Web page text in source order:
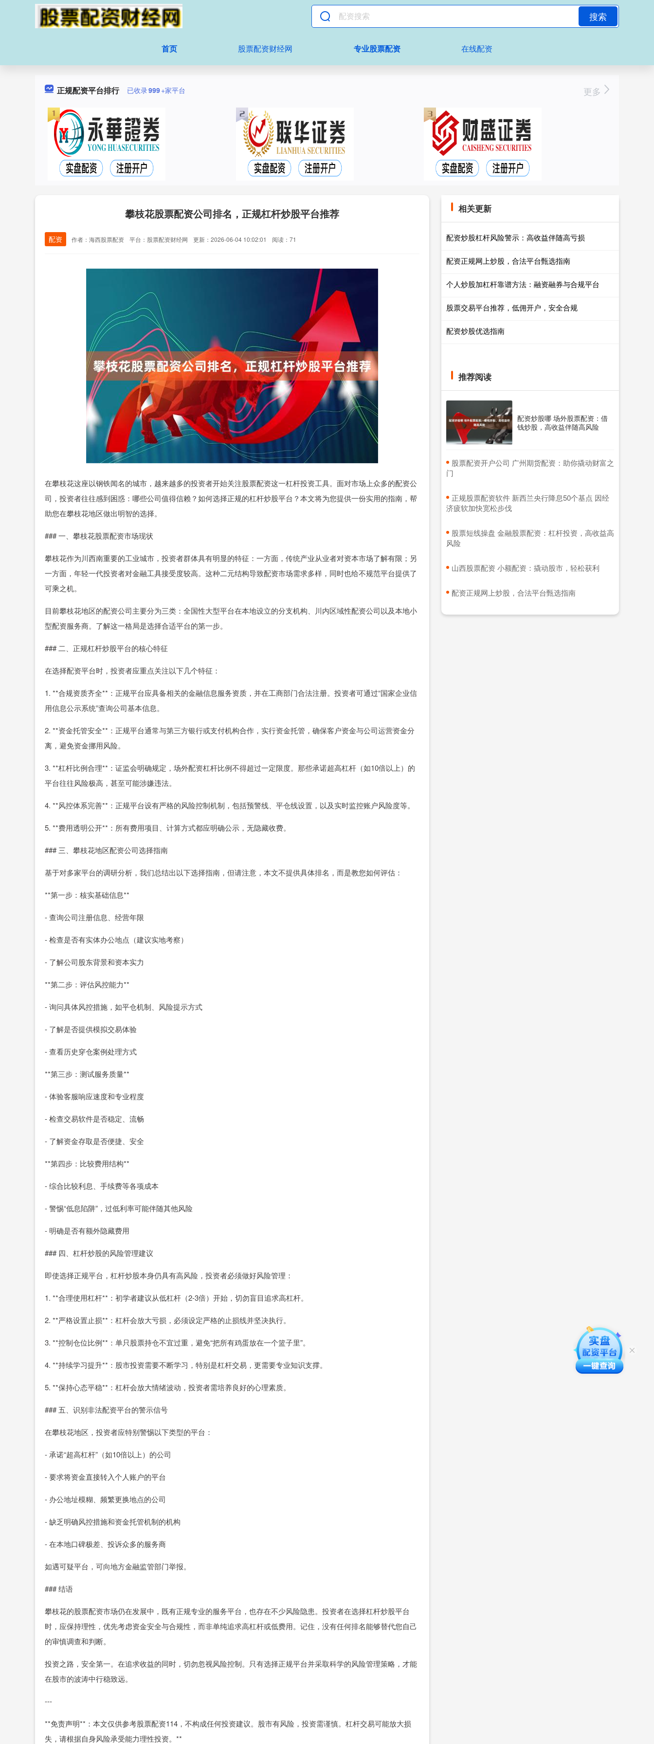
搜索
首页 股票配资财经网 专业股票配资 在线配资
正规配资平台排行 已收录999+家平台 更多
攀枝花股票配资公司排名，正规杠杆炒股平台推荐
配资 作者：海西股票配资 平台：股票配资财经网 更新：2026-06-04 10:02:01 阅读：71
在攀枝花这座以钢铁闻名的城市，越来越多的投资者开始关注股票配资这一杠杆投资工具。面对市场上众多的配资公
司，投资者往往感到困惑：哪些公司值得信赖？如何选择正规的杠杆炒股平台？本文将为您提供一份实用的指南，帮
助您在攀枝花地区做出明智的选择。
### 一、攀枝花股票配资市场现状
攀枝花作为川西南重要的工业城市，投资者群体具有明显的特征：一方面，传统产业从业者对资本市场了解有限；另
一方面，年轻一代投资者对金融工具接受度较高。这种二元结构导致配资市场需求多样，同时也给不规范平台提供了
可乘之机。
目前攀枝花地区的配资公司主要分为三类：全国性大型平台在本地设立的分支机构、川内区域性配资公司以及本地小
型配资服务商。了解这一格局是选择合适平台的第一步。
### 二、正规杠杆炒股平台的核心特征
在选择配资平台时，投资者应重点关注以下几个特征：
1. **合规资质齐全**：正规平台应具备相关的金融信息服务资质，并在工商部门合法注册。投资者可通过“国家企业信
用信息公示系统”查询公司基本信息。
2. **资金托管安全**：正规平台通常与第三方银行或支付机构合作，实行资金托管，确保客户资金与公司运营资金分
离，避免资金挪用风险。
3. **杠杆比例合理**：证监会明确规定，场外配资杠杆比例不得超过一定限度。那些承诺超高杠杆（如10倍以上）的
平台往往风险极高，甚至可能涉嫌违法。
4. **风控体系完善**：正规平台设有严格的风险控制机制，包括预警线、平仓线设置，以及实时监控账户风险度等。
5. **费用透明公开**：所有费用项目、计算方式都应明确公示，无隐藏收费。
### 三、攀枝花地区配资公司选择指南
基于对多家平台的调研分析，我们总结出以下选择指南，但请注意，本文不提供具体排名，而是教您如何评估：
**第一步：核实基础信息**
- 查询公司注册信息、经营年限
- 检查是否有实体办公地点（建议实地考察）
- 了解公司股东背景和资本实力
**第二步：评估风控能力**
- 询问具体风控措施，如平仓机制、风险提示方式
- 了解是否提供模拟交易体验
- 查看历史穿仓案例处理方式
**第三步：测试服务质量**
- 体验客服响应速度和专业程度
- 检查交易软件是否稳定、流畅
- 了解资金存取是否便捷、安全
**第四步：比较费用结构**
- 综合比较利息、手续费等各项成本
- 警惕“低息陷阱”，过低利率可能伴随其他风险
- 明确是否有额外隐藏费用
### 四、杠杆炒股的风险管理建议
即使选择正规平台，杠杆炒股本身仍具有高风险，投资者必须做好风险管理：
1. **合理使用杠杆**：初学者建议从低杠杆（2-3倍）开始，切勿盲目追求高杠杆。
2. **严格设置止损**：杠杆会放大亏损，必须设定严格的止损线并坚决执行。
3. **控制仓位比例**：单只股票持仓不宜过重，避免“把所有鸡蛋放在一个篮子里”。
4. **持续学习提升**：股市投资需要不断学习，特别是杠杆交易，更需要专业知识支撑。
5. **保持心态平稳**：杠杆会放大情绪波动，投资者需培养良好的心理素质。
### 五、识别非法配资平台的警示信号
在攀枝花地区，投资者应特别警惕以下类型的平台：
- 承诺“超高杠杆”（如10倍以上）的公司
- 要求将资金直接转入个人账户的平台
- 办公地址模糊、频繁更换地点的公司
- 缺乏明确风控措施和资金托管机制的机构
- 在本地口碑极差、投诉众多的服务商
如遇可疑平台，可向地方金融监管部门举报。
### 结语
攀枝花的股票配资市场仍在发展中，既有正规专业的服务平台，也存在不少风险隐患。投资者在选择杠杆炒股平台
时，应保持理性，优先考虑资金安全与合规性，而非单纯追求高杠杆或低费用。记住，没有任何排名能够替代您自己
的审慎调查和判断。
投资之路，安全第一。在追求收益的同时，切勿忽视风险控制。只有选择正规平台并采取科学的风险管理策略，才能
在股市的波涛中行稳致远。
---
**免责声明**：本文仅供参考股票配资114，不构成任何投资建议。股市有风险，投资需谨慎。杠杆交易可能放大损
失，请根据自身风险承受能力理性投资。**
相关更新
配资炒股杠杆风险警示：高收益伴随高亏损
配资正规网上炒股，合法平台甄选指南
个人炒股加杠杆靠谱方法：融资融券与合规平台
股票交易平台推荐，低佣开户，安全合规
配资炒股优选指南
推荐阅读
配资炒股哪 场外股票配资：借
钱炒股，高收益伴随高风险
​股票配资开户公司 广州期货配资：助你撬动财富之
门
​正规股票配资软件 新西兰央行降息50个基点 因经
济疲软加快宽松步伐
​股票短线操盘 金融股票配资：杠杆投资，高收益高
风险
​山西股票配资 小额配资：撬动股市，轻松获利
​配资正规网上炒股，合法平台甄选指南